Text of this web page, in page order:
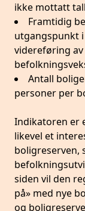
ikke mottatt
Framtidig
utgangspunkt
videreføring
Antall
personer per
Indikatoren er
likevel et
boligreserven,
siden vil den
på» med nye
og